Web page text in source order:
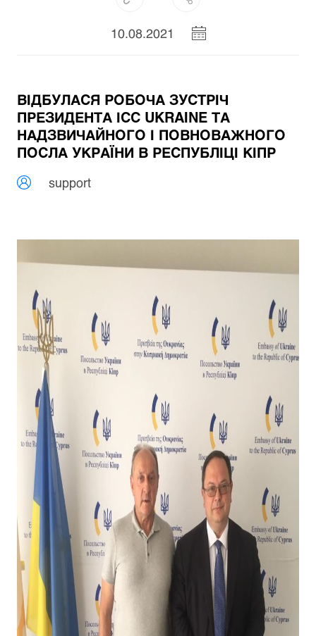
10.08.2021
ВІДБУЛАСЯ РОБОЧА ЗУСТРІЧ
ПРЕЗИДЕНТА ІСС UKRAINE ТА
НАДЗВИЧАЙНОГО І ПОВНОВАЖНОГО
ПОСЛА УКРАЇНИ В РЕСПУБЛІЦІ КІПР
support